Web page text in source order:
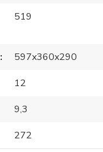
519
597x360x290
12
9,3
272